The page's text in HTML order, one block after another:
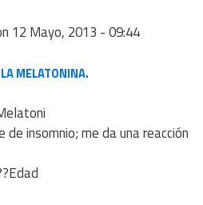
12 Mayo, 2013 - 09:44
MELATONINA.
de insomnio; me da una reacción